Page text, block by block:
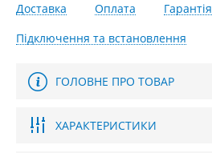
Доставка Оплата
Гарантія
Підключення та встановлення
ГОЛОВНЕ ПРО ТОВАР
ХАРАКТЕРИСТИКИ